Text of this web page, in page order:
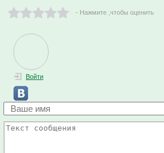
- Нажмите ,чтобы оценить
Войти